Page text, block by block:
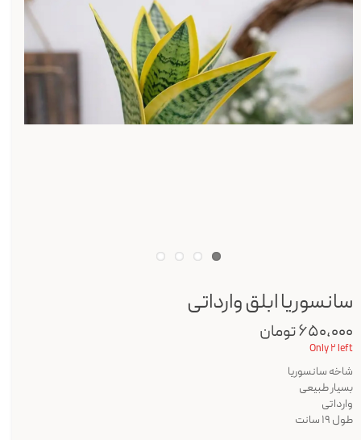
سانسوریا ابلق وارداتی
۶۵۰,۰۰۰ تومان
Only ۲ left
شاخه سانسوریا
بسیار طبیعی
وارداتی
طول ۱۹ سانت